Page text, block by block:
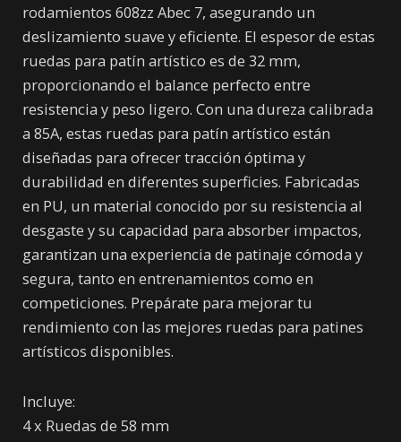
rodamientos 608zz Abec 7, asegurando un
deslizamiento suave y eficiente. El espesor de estas
ruedas para patín artístico es de 32 mm,
proporcionando el balance perfecto entre
resistencia y peso ligero. Con una dureza calibrada
a 85A, estas ruedas para patín artístico están
diseñadas para ofrecer tracción óptima y
durabilidad en diferentes superficies. Fabricadas
en PU, un material conocido por su resistencia al
desgaste y su capacidad para absorber impactos,
garantizan una experiencia de patinaje cómoda y
segura, tanto en entrenamientos como en
competiciones. Prepárate para mejorar tu
rendimiento con las mejores ruedas para patines
artísticos disponibles.
Incluye:
4 x Ruedas de 58 mm